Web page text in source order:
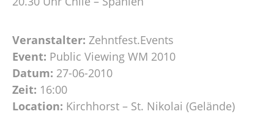
Veranstalter: Zehntfest.Events
Event: Public Viewing WM 2010
Datum: 27-06-2010
Zeit: 16:00
Location: Kirchhorst – St. Nikolai (Gelände)